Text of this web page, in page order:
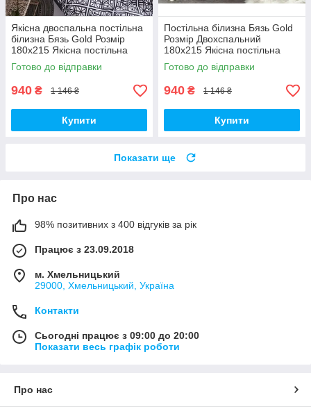
Якісна двоспальна постільна
білизна Бязь Gold Розмір
180х215 Якісна постільна
білизна
Готово до відправки
940 ₴ 1 146 ₴
Купити
Постільна білизна Бязь Gold
Розмір Двохспальний
180х215 Якісна постільна
білизна
Готово до відправки
940 ₴ 1 146 ₴
Купити
Показати ще
Про нас
98% позитивних з 400 відгуків за рік
Працює з 23.09.2018
м. Хмельницький
29000, Хмельницький, Україна
Контакти
Сьогодні працює з 09:00 до 20:00
Показати весь графік роботи
Про нас